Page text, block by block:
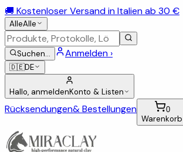
🚚 Kostenloser Versand in Italien ab 30 €
AlleAlle
Suchen… Anmelden ›
🇩🇪DE
Hallo, anmeldenKonto & Listen
Rücksendungen& Bestellungen 0
Warenkorb